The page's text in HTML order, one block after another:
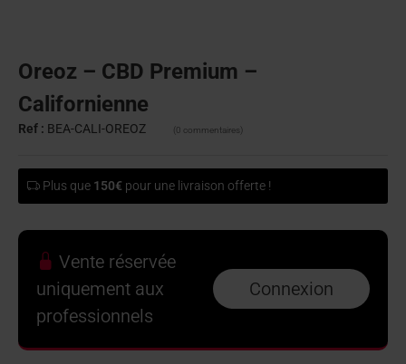
Oreoz – CBD Premium –
Californienne
Ref : BEA-CALI-OREOZ (0 commentaires)
Plus que 150€ pour une livraison offerte !
Vente réservée
uniquement aux
professionnels
Connexion